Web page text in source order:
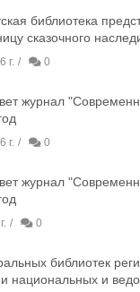
библиотека
сказочного
г. 0
журнал
г. 0
журнал
0
библиотек
национальных и